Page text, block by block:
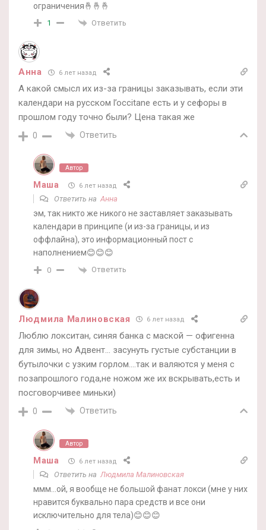
ограничения🤞🤞🤞
1 Ответить
Анна 6 лет назад
А какой смысл их из-за границы заказывать, если эти
календари на русском l’occitane есть и у сефоры в
прошлом году точно были? Цена такая же
0 Ответить
Автор
Маша 6 лет назад
Ответить наАнна
эм, так никто же никого не заставляет заказывать
календари в принципе (и из-за границы, и из
оффлайна), это информационный пост с
наполнением😊😊😊
0 Ответить
Людмила Малиновская 6 лет назад
Люблю локситан, синяя банка с маской — офигенна
для зимы, но Адвент… засунуть густые субстанции в
бутылочки с узким горлом….так и валяются у меня с
позапрошлого года,не ножом же их вскрывать,есть и
посговорчивее миньки)
0 Ответить
Автор
Маша 6 лет назад
Ответить наЛюдмила Малиновская
ммм…ой, я вообще не большой фанат локси (мне у них
нравится буквально пара средств и все они
исключительно для тела)😊😊😊